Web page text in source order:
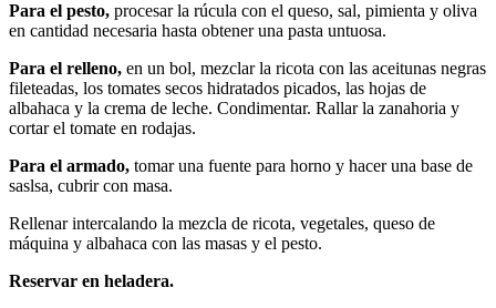
Para el pesto, procesar la rúcula con el queso, sal, pimienta y oliva
en cantidad necesaria hasta obtener una pasta untuosa.
Para el relleno, en un bol, mezclar la ricota con las aceitunas negras
fileteadas, los tomates secos hidratados picados, las hojas de
albahaca y la crema de leche. Condimentar. Rallar la zanahoria y
cortar el tomate en rodajas.
Para el armado, tomar una fuente para horno y hacer una base de
saslsa, cubrir con masa.
Rellenar intercalando la mezcla de ricota, vegetales, queso de
máquina y albahaca con las masas y el pesto.
Reservar en heladera.